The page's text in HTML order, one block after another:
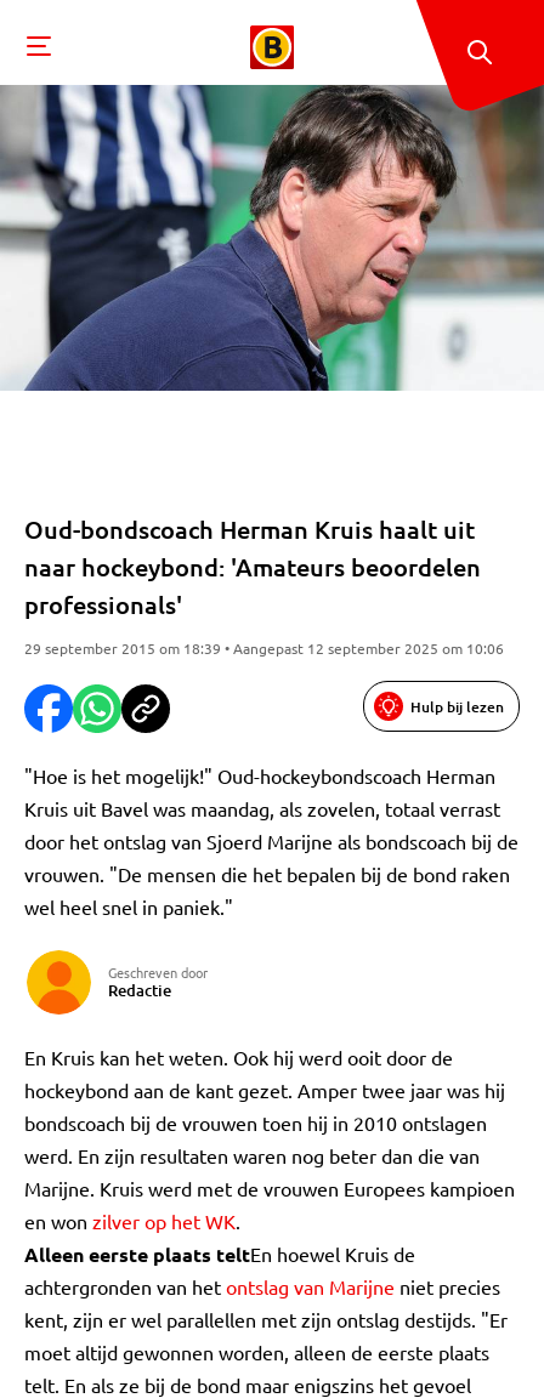
Oud-bondscoach Herman Kruis haalt uit
naar hockeybond: 'Amateurs beoordelen
professionals'
29 september 2015 om 18:39 • Aangepast 12 september 2025 om 10:06
Hulp bij lezen
"Hoe is het mogelijk!" Oud-hockeybondscoach Herman
Kruis uit Bavel was maandag, als zovelen, totaal verrast
door het ontslag van Sjoerd Marijne als bondscoach bij de
vrouwen. "De mensen die het bepalen bij de bond raken
wel heel snel in paniek."
Geschreven door
Redactie
En Kruis kan het weten. Ook hij werd ooit door de
hockeybond aan de kant gezet. Amper twee jaar was hij
bondscoach bij de vrouwen toen hij in 2010 ontslagen
werd. En zijn resultaten waren nog beter dan die van
Marijne. Kruis werd met de vrouwen Europees kampioen
en won zilver op het WK.
Alleen eerste plaats teltEn hoewel Kruis de
achtergronden van het ontslag van Marijne niet precies
kent, zijn er wel parallellen met zijn ontslag destijds. "Er
moet altijd gewonnen worden, alleen de eerste plaats
telt. En als ze bij de bond maar enigszins het gevoel